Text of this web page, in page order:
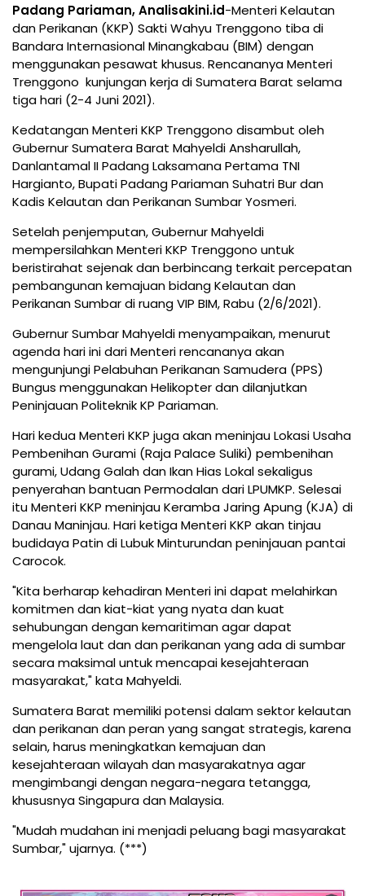
Padang Pariaman, Analisakini.id-Menteri Kelautan
dan Perikanan (KKP) Sakti Wahyu Trenggono tiba di
Bandara Internasional Minangkabau (BIM) dengan
menggunakan pesawat khusus. Rencananya Menteri
Trenggono kunjungan kerja di Sumatera Barat selama
tiga hari (2-4 Juni 2021).
Kedatangan Menteri KKP Trenggono disambut oleh
Gubernur Sumatera Barat Mahyeldi Ansharullah,
Danlantamal II Padang Laksamana Pertama TNI
Hargianto, Bupati Padang Pariaman Suhatri Bur dan
Kadis Kelautan dan Perikanan Sumbar Yosmeri.
Setelah penjemputan, Gubernur Mahyeldi
mempersilahkan Menteri KKP Trenggono untuk
beristirahat sejenak dan berbincang terkait percepatan
pembangunan kemajuan bidang Kelautan dan
Perikanan Sumbar di ruang VIP BIM, Rabu (2/6/2021).
Gubernur Sumbar Mahyeldi menyampaikan, menurut
agenda hari ini dari Menteri rencananya akan
mengunjungi Pelabuhan Perikanan Samudera (PPS)
Bungus menggunakan Helikopter dan dilanjutkan
Peninjauan Politeknik KP Pariaman.
Hari kedua Menteri KKP juga akan meninjau Lokasi Usaha
Pembenihan Gurami (Raja Palace Suliki) pembenihan
gurami, Udang Galah dan Ikan Hias Lokal sekaligus
penyerahan bantuan Permodalan dari LPUMKP. Selesai
itu Menteri KKP meninjau Keramba Jaring Apung (KJA) di
Danau Maninjau. Hari ketiga Menteri KKP akan tinjau
budidaya Patin di Lubuk Minturundan peninjauan pantai
Carocok.
"Kita berharap kehadiran Menteri ini dapat melahirkan
komitmen dan kiat-kiat yang nyata dan kuat
sehubungan dengan kemaritiman agar dapat
mengelola laut dan dan perikanan yang ada di sumbar
secara maksimal untuk mencapai kesejahteraan
masyarakat," kata Mahyeldi.
Sumatera Barat memiliki potensi dalam sektor kelautan
dan perikanan dan peran yang sangat strategis, karena
selain, harus meningkatkan kemajuan dan
kesejahteraan wilayah dan masyarakatnya agar
mengimbangi dengan negara-negara tetangga,
khususnya Singapura dan Malaysia.
"Mudah mudahan ini menjadi peluang bagi masyarakat
Sumbar," ujarnya. (***)